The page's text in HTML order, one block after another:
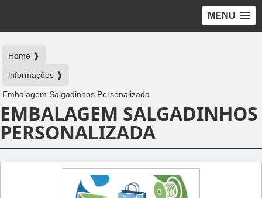
MENU
Home ❱
informações ❱
Embalagem Salgadinhos Personalizada
EMBALAGEM SALGADINHOS
PERSONALIZADA